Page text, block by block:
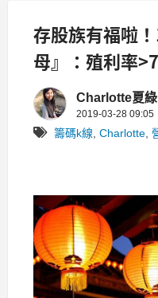
存股族有福啦
母』：殖利率
長」1成↑！
Charlotte夏
2019-03-28 09:05
籌碼k線 Charlotte